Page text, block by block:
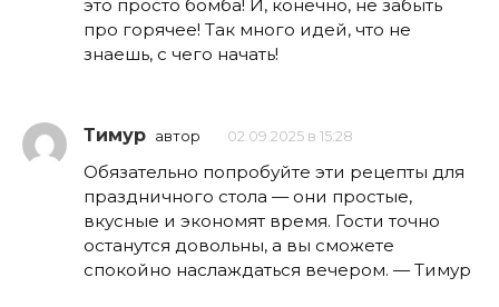
это просто бомба! И, конечно, не забыть
про горячее! Так много идей, что не
знаешь, с чего начать!
Тимур автор 02.09.2025 в 15:28
Обязательно попробуйте эти рецепты для
праздничного стола — они простые,
вкусные и экономят время. Гости точно
останутся довольны, а вы сможете
спокойно наслаждаться вечером. — Тимур